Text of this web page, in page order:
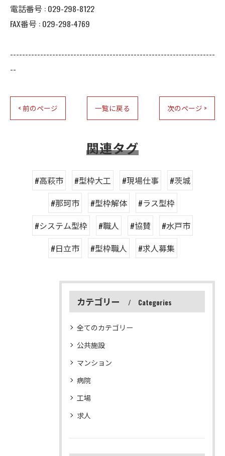
電話番号 : 029-298-8122
FAX番号 : 029-298-4769
--------------------------------------------------------------------
--
< 前のページ 一覧に戻る 次のページ >
関連タグ
#高萩市 #型枠大工 #現場仕事
#茨城
#那珂市
#型枠解体
#ラス型枠
#システム型枠
#職人 #協賛
#水戸市
#日立市
#型枠職人 #求人募集
カテゴリー Categories
全てのカテゴリー
公共施設
マンション
病院
工場
求人